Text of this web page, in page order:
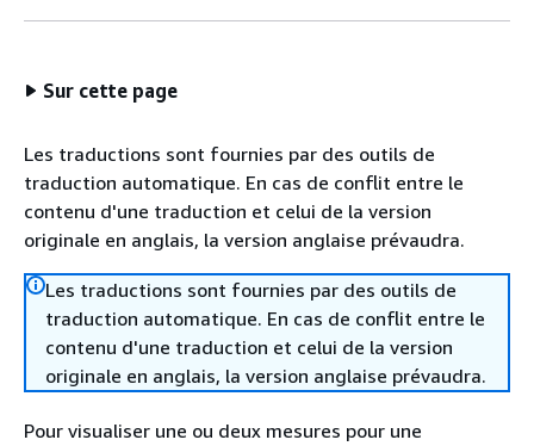
Sur cette page
Les traductions sont fournies par des outils de
traduction automatique. En cas de conflit entre le
contenu d'une traduction et celui de la version
originale en anglais, la version anglaise prévaudra.
Les traductions sont fournies par des outils de
traduction automatique. En cas de conflit entre le
contenu d'une traduction et celui de la version
originale en anglais, la version anglaise prévaudra.
Pour visualiser une ou deux mesures pour une